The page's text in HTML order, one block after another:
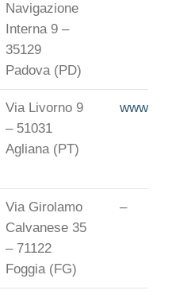
Navigazione
Interna 9 –
35129
Padova (PD)
Via Livorno 9
– 51031
Agliana (PT)
Via Girolamo
Calvanese 35
– 71122
Foggia (FG)
–